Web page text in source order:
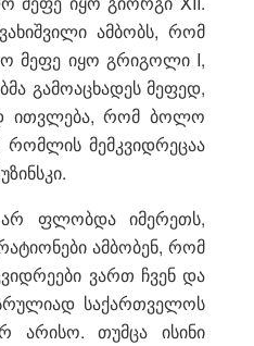
ამბობს, რომ
მეფე იყო გრიგოლი I,
გამოაცხადეს მეფედ,
ითვლება, რომ ბოლო
მემკვიდრეცაა
ფლობდა იმერეთს,
ამბობენ, რომ
ვართ ჩვენ და
საქართველოს
არისო. თუმცა ისინი